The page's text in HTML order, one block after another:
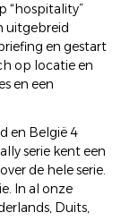
“hospitality”
uitgebreid
en gestart
op locatie en
en een
en België 4
serie kent een
de hele serie.
In al onze
Duits,